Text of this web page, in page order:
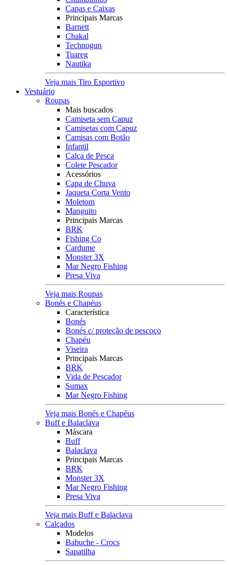
Capas e Caixas
Principais Marcas
Barnett
Chakal
Technogun
Tuareg
Nautika
Veja mais Tiro Esportivo
Vestuário
Roupas
Mais buscados
Camiseta sem Capuz
Camisetas com Capuz
Camisas com Botão
Infantil
Calça de Pesca
Colete Pescador
Acessórios
Capa de Chuva
Jaqueta Corta Vento
Moletom
Manguito
Principais Marcas
BRK
Fishing Co
Cardume
Monster 3X
Mar Negro Fishing
Presa Viva
Veja mais Roupas
Bonés e Chapéus
Característica
Bonés
Bonés c/ proteção de pescoço
Chapéu
Viseira
Principais Marcas
BRK
Vida de Pescador
Sumax
Mar Negro Fishing
Veja mais Bonés e Chapéus
Buff e Balaclava
Máscara
Buff
Balaclava
Principais Marcas
BRK
Monster 3X
Mar Negro Fishing
Presa Viva
Veja mais Buff e Balaclava
Calçados
Modelos
Babuche - Crocs
Sapatilha